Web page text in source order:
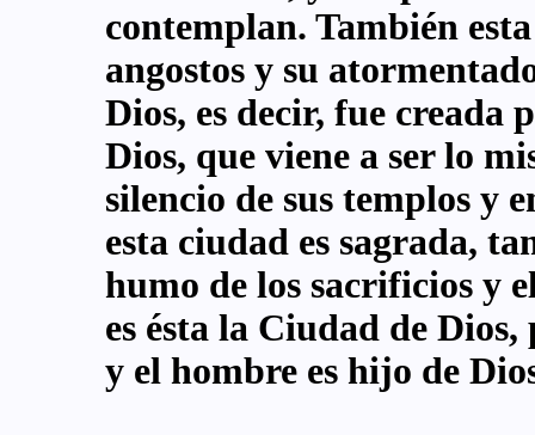
contemplan. También
angostos y su
Dios, es decir, fue creada
Dios, que viene a ser lo
silencio de sus templos y
esta ciudad es sagrada,
humo de los sacrificios y
es ésta la Ciudad de
y el hombre es hijo de